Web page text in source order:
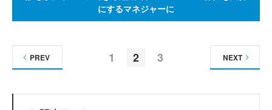
にするマネジャーに
1 2 3
PREV NEXT